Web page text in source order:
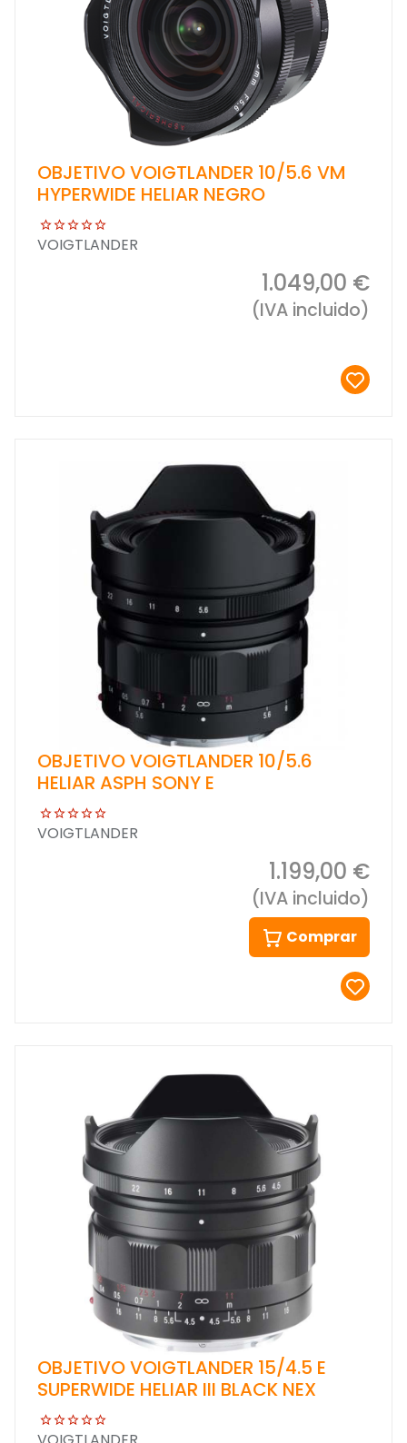
OBJETIVO VOIGTLANDER 10/5.6 VM
HYPERWIDE HELIAR NEGRO
VOIGTLANDER
1.049,00 €
(IVA incluido)
OBJETIVO VOIGTLANDER 10/5.6
HELIAR ASPH SONY E
VOIGTLANDER
1.199,00 €
(IVA incluido)
Comprar
OBJETIVO VOIGTLANDER 15/4.5 E
SUPERWIDE HELIAR III BLACK NEX